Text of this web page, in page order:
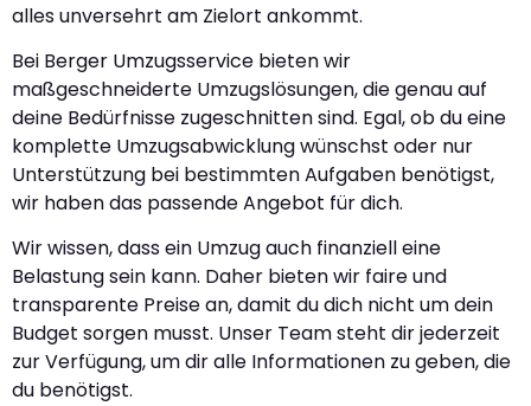
alles unversehrt am Zielort ankommt.
Bei Berger Umzugsservice bieten wir
maßgeschneiderte Umzugslösungen, die genau auf
deine Bedürfnisse zugeschnitten sind. Egal, ob du eine
komplette Umzugsabwicklung wünschst oder nur
Unterstützung bei bestimmten Aufgaben benötigst,
wir haben das passende Angebot für dich.
Wir wissen, dass ein Umzug auch finanziell eine
Belastung sein kann. Daher bieten wir faire und
transparente Preise an, damit du dich nicht um dein
Budget sorgen musst. Unser Team steht dir jederzeit
zur Verfügung, um dir alle Informationen zu geben, die
du benötigst.